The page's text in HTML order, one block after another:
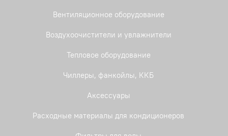
Вентиляционное оборудование
Воздухоочистители и увлажнители
Тепловое оборудование
Чиллеры, фанкойлы, ККБ
Аксессуары
Расходные материалы для кондиционеров